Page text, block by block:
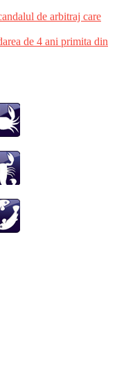
de arbitraj care
de 4 ani primita din